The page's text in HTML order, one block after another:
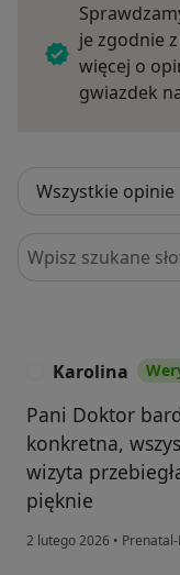
je zgodnie
więcej o
gwiazdek
Szukaj w opiniach
Karolina
Pani Doktor
konkretna,
wizyta
pięknie
2 lutego 2026 •